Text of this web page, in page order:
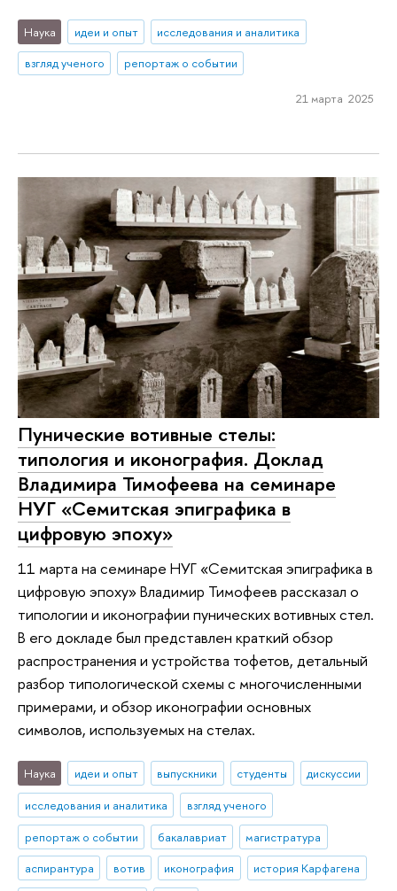
Наука идеи и опыт
исследования и аналитика
взгляд ученого
репортаж о событии
21 марта 2025
Пунические вотивные стелы:
типология и иконография. Доклад
Владимира Тимофеева на семинаре
НУГ «Семитская эпиграфика в
цифровую эпоху»
11 марта на семинаре НУГ «Семитская эпиграфика в
цифровую эпоху» Владимир Тимофеев рассказал о
типологии и иконографии пунических вотивных стел.
В его докладе был представлен краткий обзор
распространения и устройства тофетов, детальный
разбор типологической схемы с многочисленными
примерами, и обзор иконографии основных
символов, используемых на стелах.
Наука идеи и опыт выпускники студенты
дискуссии
исследования и аналитика
взгляд ученого
репортаж о событии
бакалавриат
магистратура
аспирантура
вотив иконография
история Карфагена